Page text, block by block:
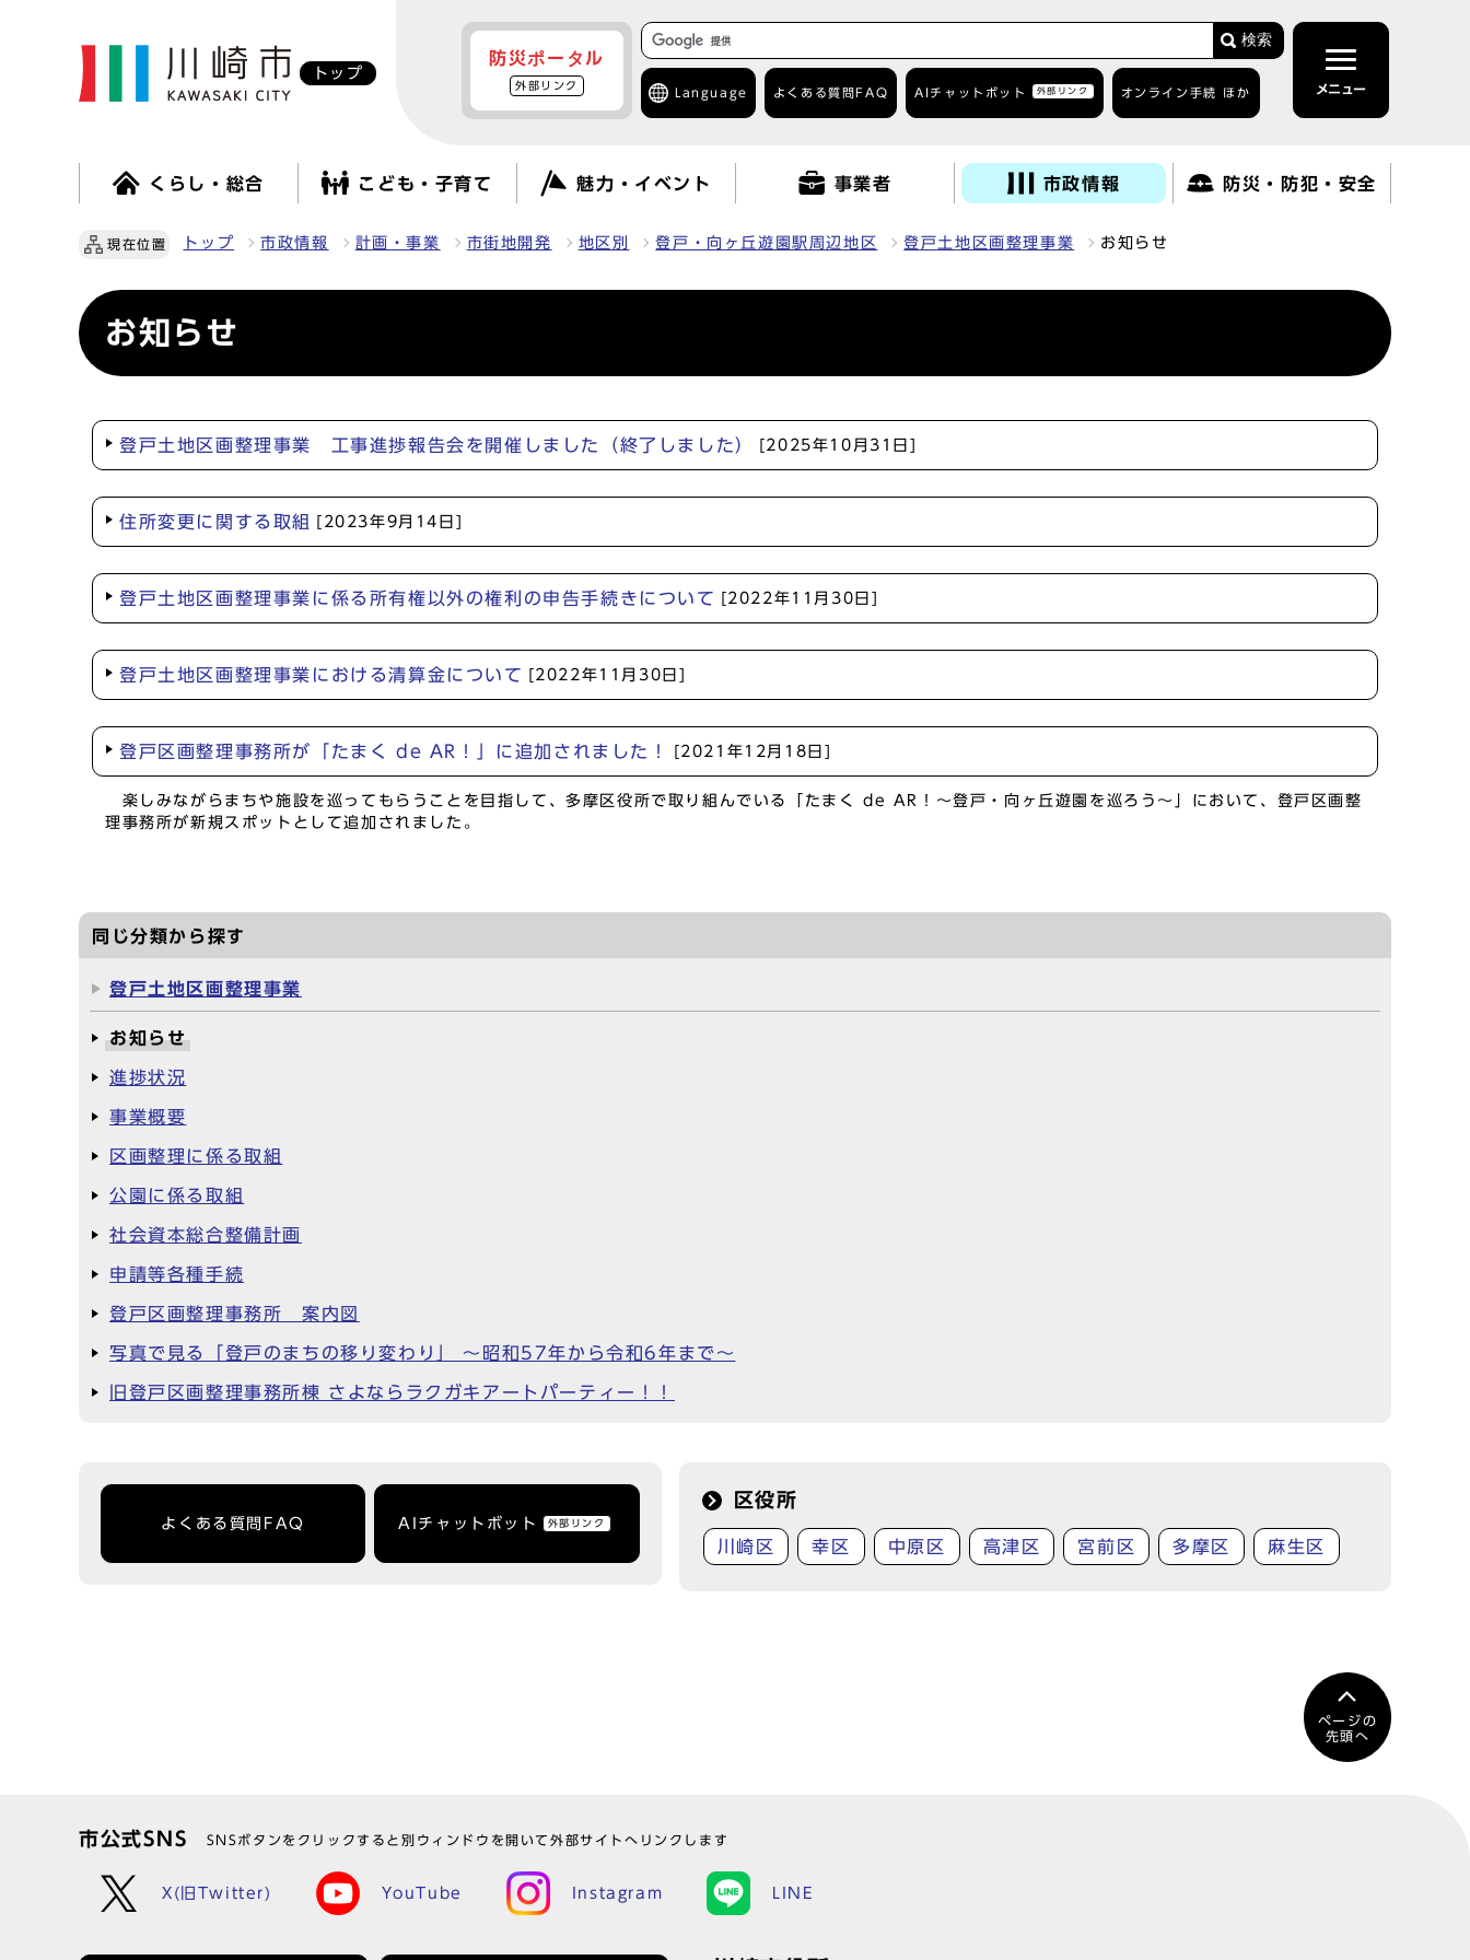
トップ
防災ポータル
外部リンク
検索
Language よくある質問 FAQ AIチャットボット 外部リンク オンライン手続 ほか メニュー
くらし・総合 こども・子育て 魅力・イベント 事業者 市政情報 防災・防犯・安全
現在位置 トップ 市政情報 計画・事業 市街地開発 地区別 登戸・向ヶ丘遊園駅周辺地区 登戸土地区画整理事業 お知らせ
お知らせ
登戸土地区画整理事業 工事進捗報告会を開催しました（終了しました） [2025年10月31日]
住所変更に関する取組 [2023年9月14日]
登戸土地区画整理事業に係る所有権以外の権利の申告手続きについて [2022年11月30日]
登戸土地区画整理事業における清算金について [2022年11月30日]
登戸区画整理事務所が「たまく de AR！」に追加されました！ [2021年12月18日]
楽しみながらまちや施設を巡ってもらうことを目指して、多摩区役所で取り組んでいる「たまく de AR！～登戸・向ヶ丘遊園を巡ろう～」において、登戸区画整
理事務所が新規スポットとして追加されました。
同じ分類から探す
登戸土地区画整理事業
お知らせ
進捗状況
事業概要
区画整理に係る取組
公園に係る取組
社会資本総合整備計画
申請等各種手続
登戸区画整理事務所 案内図
写真で見る「登戸のまちの移り変わり」 ～昭和57年から令和6年まで～
旧登戸区画整理事務所棟 さよならラクガキアートパーティー！！
よくある質問FAQ AIチャットボット 外部リンク
区役所
川崎区 幸区 中原区 高津区 宮前区 多摩区 麻生区
ページの
先頭へ
市公式SNS SNSボタンをクリックすると別ウィンドウを開いて外部サイトへリンクします
X(旧Twitter) YouTube Instagram LINE